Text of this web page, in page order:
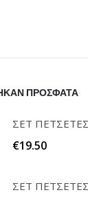
ΠΡΟΣΦΑΤΑ
€19.50